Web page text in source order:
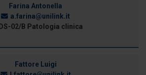
Farina Antonella
a.farina@unilink.it
02/B Patologia clinica
Fattore Luigi